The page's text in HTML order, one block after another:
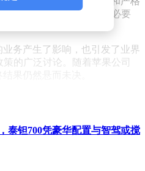
Cade设定的期限内完成必要
务产生了影响，也引发了业界
的广泛讨论。随着苹果公司
泰钽700凭豪华配置与智驾或搅